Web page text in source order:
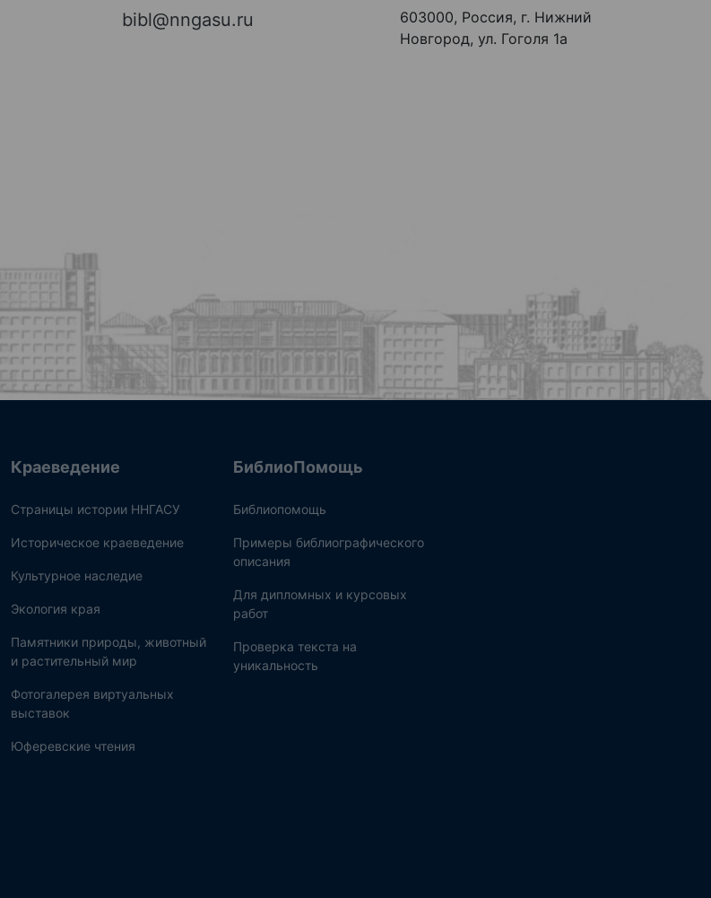
bibl@nngasu.ru
603000, Россия, г. Нижний
Новгород, ул. Гоголя 1а
Краеведение
Страницы истории ННГАСУ
Историческое краеведение
Культурное наследие
Экология края
Памятники природы, животный
и растительный мир
Фотогалерея виртуальных
выставок
Юферевские чтения
БиблиоПомощь
Библиопомощь
Примеры библиографического
описания
Для дипломных и курсовых
работ
Проверка текста на
уникальность